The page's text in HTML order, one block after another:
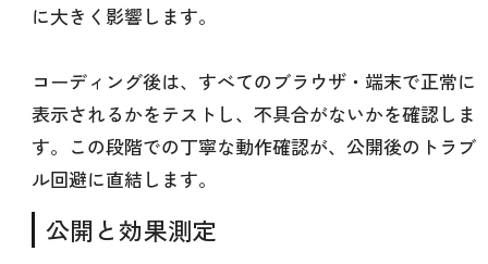
に大きく影響します。
コーディング後は、すべてのブラウザ・端末で正常に
表示されるかをテストし、不具合がないかを確認しま
す。この段階での丁寧な動作確認が、公開後のトラブ
ル回避に直結します。
公開と効果測定